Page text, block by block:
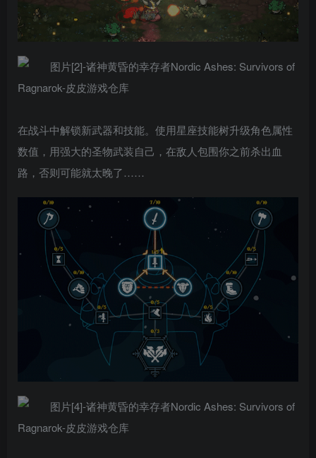
在战斗中解锁新武器和技能。使用星座技能树升级角色属性
数值，用强大的圣物武装自己，在敌人包围你之前杀出血
路，否则可能就太晚了……